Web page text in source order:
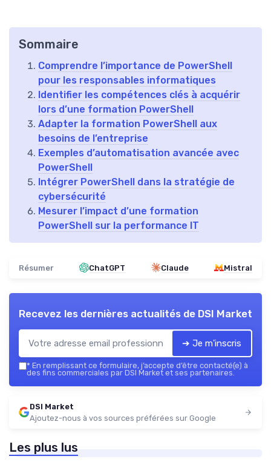
Sommaire
Comprendre l’importance de PowerShell
pour les responsables informatiques
Identifier les compétences clés à acquérir
lors d’une formation PowerShell
Adapter la formation PowerShell aux
besoins de l’entreprise
Exemples d’automatisation avancée avec
PowerShell
Intégrer PowerShell dans la stratégie de
cybersécurité
Mesurer l’impact d’une formation
PowerShell sur la performance IT
Résumer ChatGPT Claude Mistral
Recevez les dernières actualités de DSI Market
➔ Je m'inscris
* En remplissant ce formulaire, j’accepte d’être contacté(e) à
des fins commerciales par DSI Market et ses partenaires.
DSI Market
Ajoutez-nous à vos sources préférées sur Google
Les plus lus